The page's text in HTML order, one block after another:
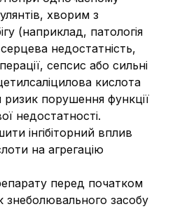
хворим з
(наприклад, патологія
недостатність,
сепсис або сильні
кислота
порушення функції
недостатності.
інгібіторний вплив
на агрегацію
перед початком
знеболювального засобу